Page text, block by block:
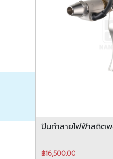
ปืนทำลายไฟฟ้าสถิต
฿16,500.00